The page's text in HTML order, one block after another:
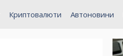
Криптовалюти Автоновини